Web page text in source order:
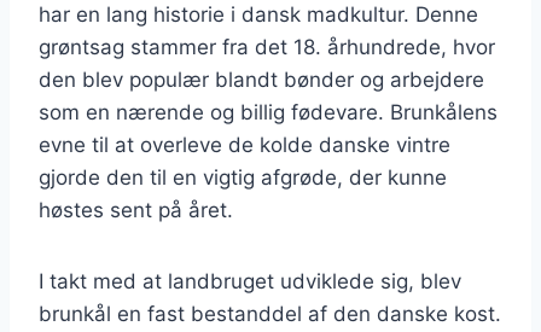
har en lang historie i dansk madkultur. Denne
grøntsag stammer fra det 18. århundrede, hvor
den blev populær blandt bønder og arbejdere
som en nærende og billig fødevare. Brunkålens
evne til at overleve de kolde danske vintre
gjorde den til en vigtig afgrøde, der kunne
høstes sent på året.
I takt med at landbruget udviklede sig, blev
brunkål en fast bestanddel af den danske kost.